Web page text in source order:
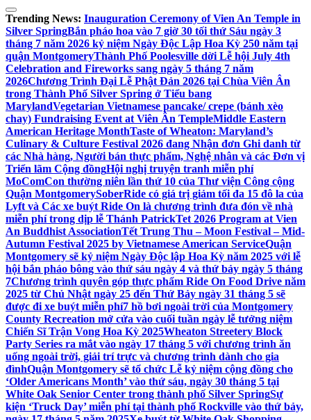
Trending News: Inauguration Ceremony of Vien An Temple in
Silver SpringBắn pháo hoa vào 7 giờ 30 tối thứ Sáu ngày 3
tháng 7 năm 2026 kỷ niệm Ngày Độc Lập Hoa Kỳ 250 năm tại
quận MontgomeryThành Phố Poolesville dời Lễ hội July 4th
Celebration and Fireworks sang ngày 5 tháng 7 năm
2026Chương Trình Đại Lễ Phật Đản 2026 tại Chùa Viên Ân
trong Thành Phố Silver Spring ở Tiểu bang
MarylandVegetarian Vietnamese pancake/ crepe (bánh xèo
chay) Fundraising Event at Viên Ân TempleMiddle Eastern
American Heritage MonthTaste of Wheaton: Maryland’s
Culinary & Culture Festival 2026 đang Nhận đơn Ghi danh từ
các Nhà hàng, Người bán thực phẩm, Nghệ nhân và các Đơn vị
Triển lãm Cộng đồngHội nghị truyện tranh miễn phí
MoComCon thường niên lần thứ 10 của Thư viện Công cộng
Quận MontgomerySoberRide có giá trị giảm tối đa 15 đô la của
Lyft và Các xe buýt Ride On là chương trình đưa đón về nhà
miễn phí trong dịp lễ Thánh PatrickTet 2026 Program at Vien
An Buddhist AssociationTết Trung Thu – Moon Festival – Mid-
Autumn Festival 2025 by Vietnamese American ServiceQuận
Montgomery sẽ kỷ niệm Ngày Độc lập Hoa Kỳ năm 2025 với lễ
hội bắn pháo bông vào thứ sáu ngày 4 và thứ bảy ngày 5 tháng
7Chương trình quyên góp thực phẩm Ride On Food Drive năm
2025 từ Chủ Nhật ngày 25 đến Thứ Bảy ngày 31 tháng 5 sẽ
được đi xe buýt miễn phí7 hồ bơi ngoài trời của Montgomery
County Recreation mở cửa vào cuối tuần ngày lễ tưởng niệm
Chiến Sĩ Trận Vong Hoa Kỳ 2025Wheaton Streetery Block
Party Series ra mắt vào ngày 17 tháng 5 với chương trình ăn
uống ngoài trời, giải trí trực và chương trình dành cho gia
đìnhQuận Montgomery sẽ tổ chức Lễ kỷ niệm cộng đồng cho
‘Older Americans Month’ vào thứ sáu, ngày 30 tháng 5 tại
White Oak Senior Center trong thành phố Silver SpringSự
kiện ‘Truck Day’ miễn phí tại thành phố Rockville vào thứ bảy,